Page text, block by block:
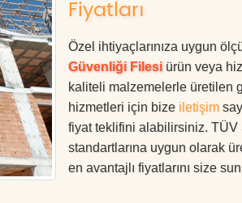
Fiyatları
Özel ihtiyaçlarınıza uygun
Güvenliği Filesi ürün veya
kaliteli malzemelerle üretilen
hizmetleri için bize iletişim
fiyat teklifini alabilirsiniz. TÜV
standartlarına uygun olarak
en avantajlı fiyatlarını size